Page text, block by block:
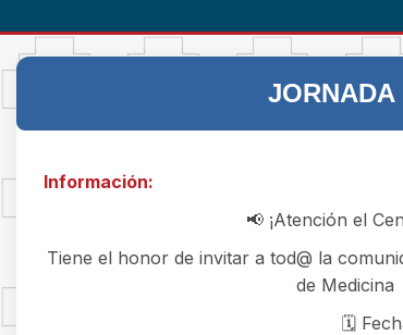
JORNADA
Información:
📢 ¡Atención el
Tiene el honor de invitar a tod@ la
de Medicina
🗓